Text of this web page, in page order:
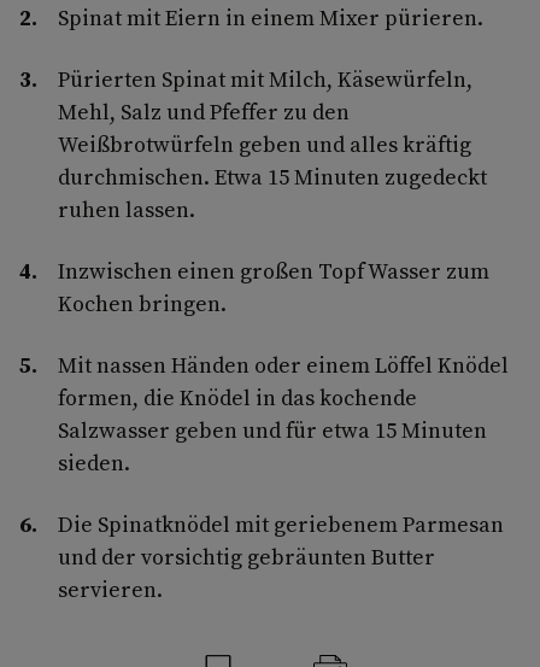
Spinat mit Eiern in einem Mixer pürieren.
Pürierten Spinat mit Milch, Käsewürfeln,
Mehl, Salz und Pfeffer zu den
Weißbrotwürfeln geben und alles kräftig
durchmischen. Etwa 15 Minuten zugedeckt
ruhen lassen.
Inzwischen einen großen Topf Wasser zum
Kochen bringen.
Mit nassen Händen oder einem Löffel Knödel
formen, die Knödel in das kochende
Salzwasser geben und für etwa 15 Minuten
sieden.
Die Spinatknödel mit geriebenem Parmesan
und der vorsichtig gebräunten Butter
servieren.